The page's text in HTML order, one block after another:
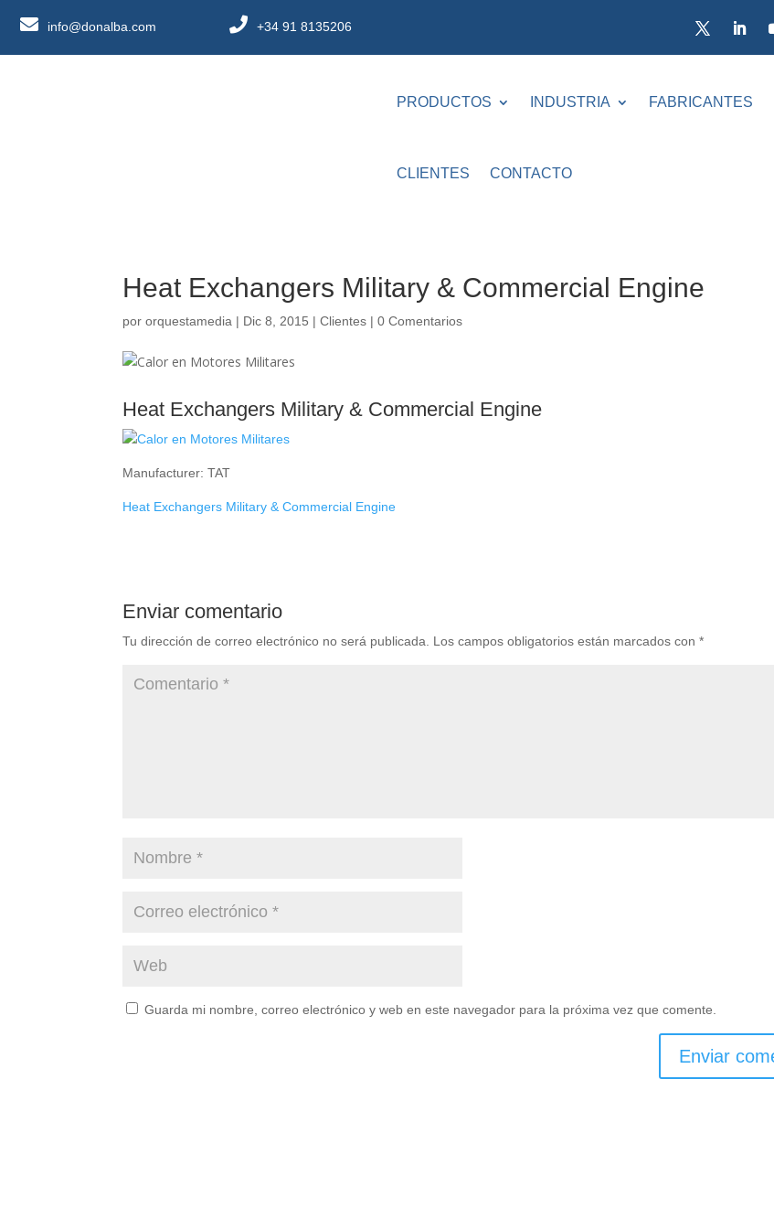
info@donalba.com +34 91 8135206
PRODUCTOS INDUSTRIA FABRICANTES
CLIENTES CONTACTO
Heat Exchangers Military & Commercial Engine
pororquestamedia | Dic 8, 2015 |Clientes |0 Comentarios
Heat Exchangers Military & Commercial Engine
Manufacturer: TAT
Heat Exchangers Military & Commercial Engine
Enviar comentario
Tu dirección de correo electrónico no será publicada. Los campos obligatorios están marcados con*
Guarda mi nombre, correo electrónico y web en este navegador para la próxima vez que comente.